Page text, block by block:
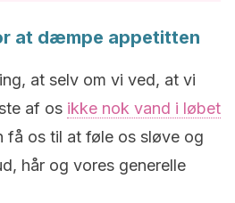
at dæmpe appetitten
at selv om vi ved, at vi
af os ikke nok vand i løbet
få os til at føle os sløve og
hår og vores generelle